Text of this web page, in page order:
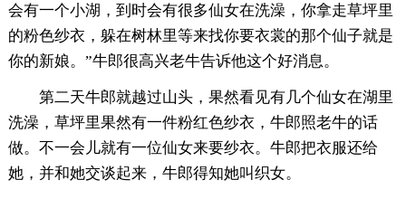
会有一个小湖，到时会有很多仙女在洗澡，你拿走草坪里
的粉色纱衣，躲在树林里等来找你要衣裳的那个仙子就是
你的新娘。”牛郎很高兴老牛告诉他这个好消息。
第二天牛郎就越过山头，果然看见有几个仙女在湖里
洗澡，草坪里果然有一件粉红色纱衣，牛郎照老牛的话
做。不一会儿就有一位仙女来要纱衣。牛郎把衣服还给
她，并和她交谈起来，牛郎得知她叫织女。